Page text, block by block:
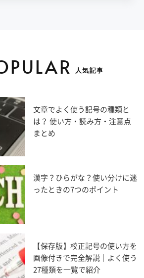
人気記事
文章でよく使う記号の種類と
は？ 使い方・読み方・注意点
まとめ
漢字？ひらがな？使い分けに迷
ったときの7つのポイント
【保存版】校正記号の使い方を
画像付きで完全解説｜よく使う
27種類を一覧で紹介